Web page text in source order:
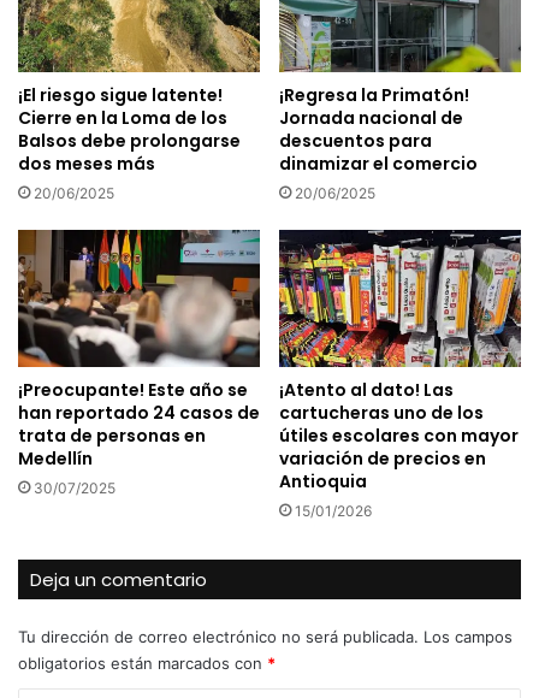
¡El riesgo sigue latente!
Cierre en la Loma de los
Balsos debe prolongarse
dos meses más
20/06/2025
¡Regresa la Primatón!
Jornada nacional de
descuentos para
dinamizar el comercio
20/06/2025
¡Preocupante! Este año se
han reportado 24 casos de
trata de personas en
Medellín
30/07/2025
¡Atento al dato! Las
cartucheras uno de los
útiles escolares con mayor
variación de precios en
Antioquia
15/01/2026
Deja un comentario
Tu dirección de correo electrónico no será publicada. Los campos
obligatorios están marcados con *